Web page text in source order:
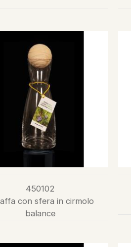
450102
con sfera in cirmolo
balance